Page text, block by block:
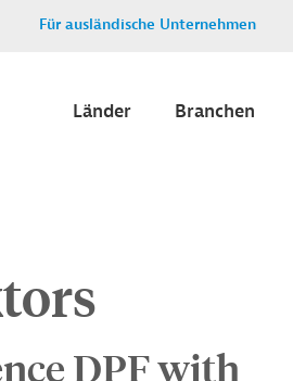
Für ausländische Unternehmen
Länder Branchen
DPF with